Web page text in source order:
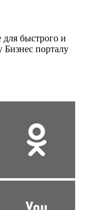
быстрого и
порталу